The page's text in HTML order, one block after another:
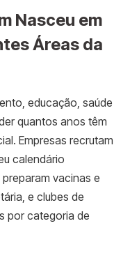
Nasceu em
Áreas da
educação, saúde
quantos anos têm
Empresas recrutam
calendário
vacinas e
e clubes de
por categoria de